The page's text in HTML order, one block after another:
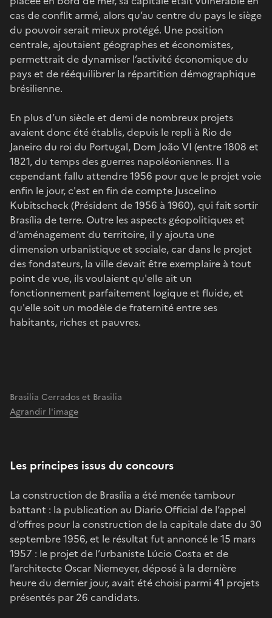
cas de conflit armé, alors qu’au centre du pays le siège
du pouvoir serait mieux protégé. Une position
centrale, ajoutaient géographes et économistes,
permettrait de dynamiser l’activité économique du
pays et de rééquilibrer la répartition démographique
brésilienne.
En plus d’un siècle et demi de nombreux projets
avaient donc été établis, depuis le repli à Rio de
Janeiro du roi du Portugal, Dom João VI (entre 1808 et
1821, du temps des guerres napoléoniennes. Il a
cependant fallu attendre 1956 pour que le projet voie
enfin le jour, c'est en fin de compte Juscelino
Kubitscheck (Président de 1956 à 1960), qui fait sortir
Brasília de terre. Outre les aspects géopolitiques et
d’aménagement du territoire, il y ajouta une
dimension urbanistique et sociale, car dans le projet
des fondateurs, la ville devait être exemplaire à tout
point de vue, ils voulaient qu'elle ait un
fonctionnement parfaitement logique et fluide, et
qu'elle soit un modèle de fraternité entre ses
habitants, riches et pauvres.
Brasilia Cerrados et Brasilia
Agrandir l'image
Les principes issus du concours
La construction de Brasília a été menée tambour
battant : la publication au Diario Official de l’appel
d’offres pour la construction de la capitale date du 30
septembre 1956, et le résultat fut annoncé le 15 mars
1957 : le projet de l’urbaniste Lúcio Costa et de
l’architecte Oscar Niemeyer, déposé à la dernière
heure du dernier jour, avait été choisi parmi 41 projets
présentés par 26 candidats.